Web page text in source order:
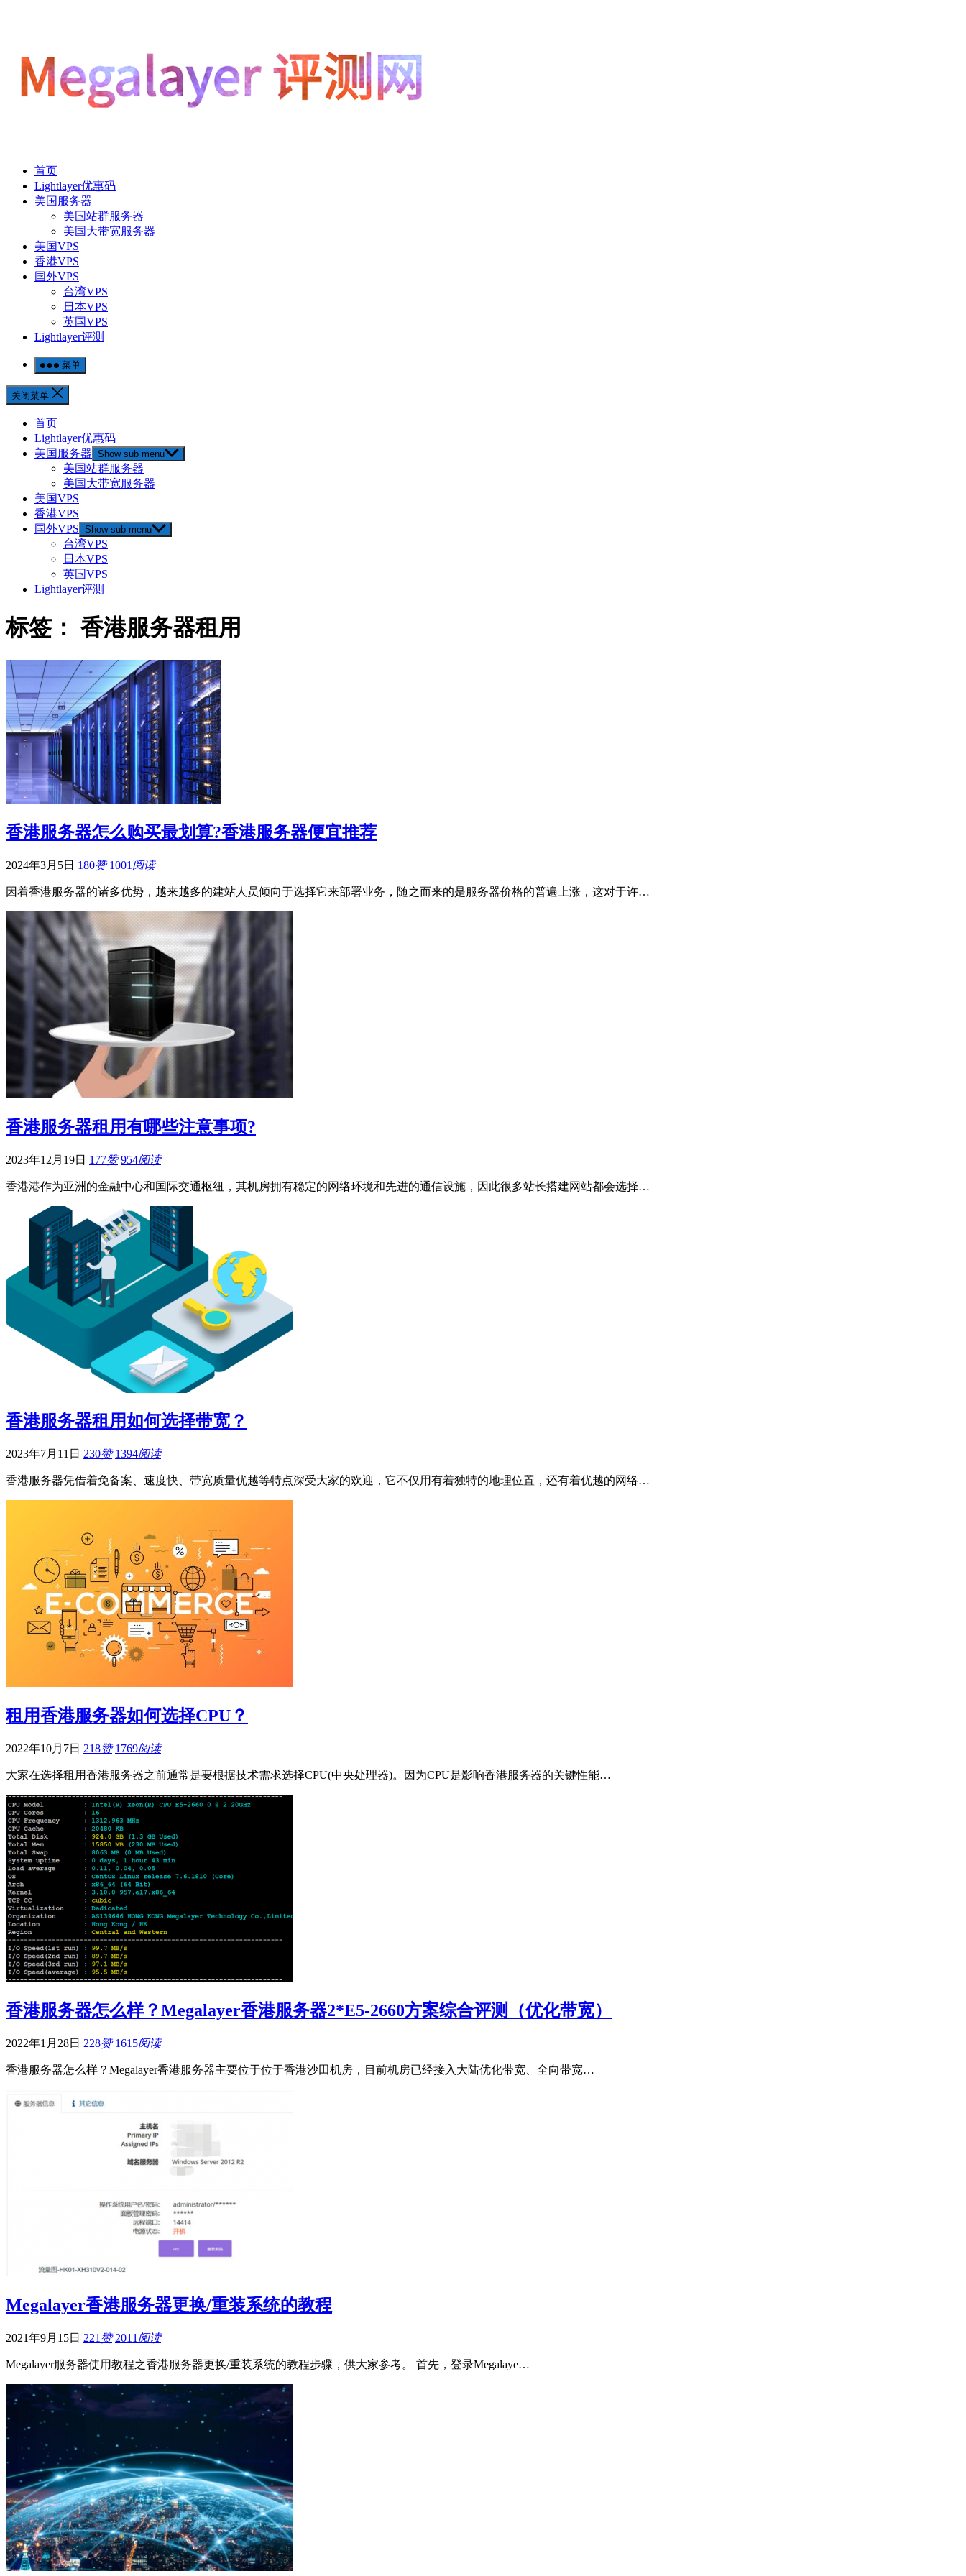
首页
Lightlayer优惠码
美国服务器
美国站群服务器
美国大带宽服务器
美国VPS
香港VPS
国外VPS
台湾VPS
日本VPS
英国VPS
Lightlayer评测
菜单
关闭菜单
首页
Lightlayer优惠码
美国服务器 Show sub menu
美国站群服务器
美国大带宽服务器
美国VPS
香港VPS
国外VPS Show sub menu
台湾VPS
日本VPS
英国VPS
Lightlayer评测
标签： 香港服务器租用
香港服务器怎么购买最划算?香港服务器便宜推荐
2024年3月5日 180赞 1001 阅读
因着香港服务器的诸多优势，越来越多的建站人员倾向于选择它来部署业务，随之而来的是服务器价格的普遍上涨，这对于许…
香港服务器租用有哪些注意事项?
2023年12月19日 177赞 954阅读
香港港作为亚洲的金融中心和国际交通枢纽，其机房拥有稳定的网络环境和先进的通信设施，因此很多站长搭建网站都会选择…
香港服务器租用如何选择带宽？
2023年7月11日 230赞 1394阅读
香港服务器凭借着免备案、速度快、带宽质量优越等特点深受大家的欢迎，它不仅用有着独特的地理位置，还有着优越的网络…
租用香港服务器如何选择CPU？
2022年10月7日 218赞 1769阅读
大家在选择租用香港服务器之前通常是要根据技术需求选择CPU(中央处理器)。因为CPU是影响香港服务器的关键性能…
香港服务器怎么样？Megalayer香港服务器2*E5-2660方案综合评测（优化带宽）
2022年1月28日 228赞 1615阅读
香港服务器怎么样？Megalayer香港服务器主要位于位于香港沙田机房，目前机房已经接入大陆优化带宽、全向带宽…
Megalayer香港服务器更换/重装系统的教程
2021年9月15日 221 赞 2011 阅读
Megalayer服务器使用教程之香港服务器更换/重装系统的教程步骤，供大家参考。 首先，登录Megalaye…